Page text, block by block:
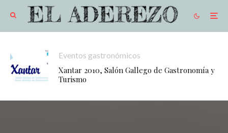
Eventos gastronómicos
Xantar 2010, Salón Gallego de Gastronomía y
Turismo